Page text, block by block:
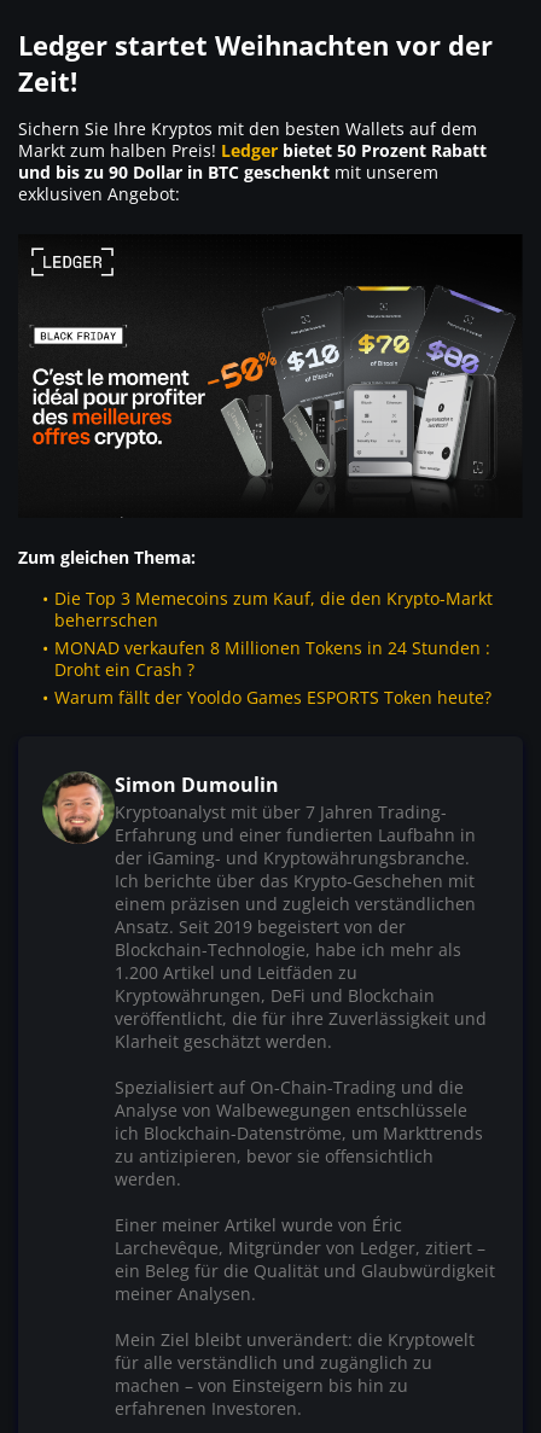
Ledger startet Weihnachten vor der
Zeit!
Sichern Sie Ihre Kryptos mit den besten Wallets auf dem
Markt zum halben Preis! Ledger bietet 50 Prozent Rabatt
und bis zu 90 Dollar in BTC geschenkt mit unserem
exklusiven Angebot:
Zum gleichen Thema:
Die Top 3 Memecoins zum Kauf, die den Krypto-Markt
beherrschen
MONAD verkaufen 8 Millionen Tokens in 24 Stunden :
Droht ein Crash ?
Warum fällt der Yooldo Games ESPORTS Token heute?
Simon Dumoulin
Kryptoanalyst mit über 7 Jahren Trading-
Erfahrung und einer fundierten Laufbahn in
der iGaming- und Kryptowährungsbranche.
Ich berichte über das Krypto-Geschehen mit
einem präzisen und zugleich verständlichen
Ansatz. Seit 2019 begeistert von der
Blockchain-Technologie, habe ich mehr als
1.200 Artikel und Leitfäden zu
Kryptowährungen, DeFi und Blockchain
veröffentlicht, die für ihre Zuverlässigkeit und
Klarheit geschätzt werden.
Spezialisiert auf On-Chain-Trading und die
Analyse von Walbewegungen entschlüssele
ich Blockchain-Datenströme, um Markttrends
zu antizipieren, bevor sie offensichtlich
werden.
Einer meiner Artikel wurde von Éric
Larchevêque, Mitgründer von Ledger, zitiert –
ein Beleg für die Qualität und Glaubwürdigkeit
meiner Analysen.
Mein Ziel bleibt unverändert: die Kryptowelt
für alle verständlich und zugänglich zu
machen – von Einsteigern bis hin zu
erfahrenen Investoren.